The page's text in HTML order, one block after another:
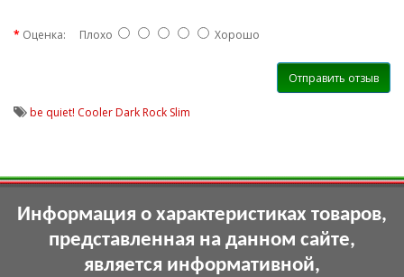
Оценка: Плохо Хорошо
Отправить отзыв
be quiet! Cooler Dark Rock Slim
Информация о характеристиках товаров,
представленная на данном сайте,
является информативной,